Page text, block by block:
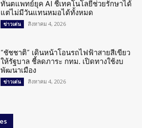
ทันตแพทย์ยุค AI ชี้เทคโนโลยีช่วยรักษาได้
แต่ไม่มีวันแทนหมอได้ทั้งหมด
ข่าวเด่น สิงหาคม 4, 2026
“ชัชชาติ” เดินหน้าโอนรถไฟฟ้าสายสีเขียว
ให้รัฐบาล ชี้ลดภาระ กทม. เปิดทางใช้งบ
พัฒนาเมือง
ข่าวเด่น สิงหาคม 4, 2026